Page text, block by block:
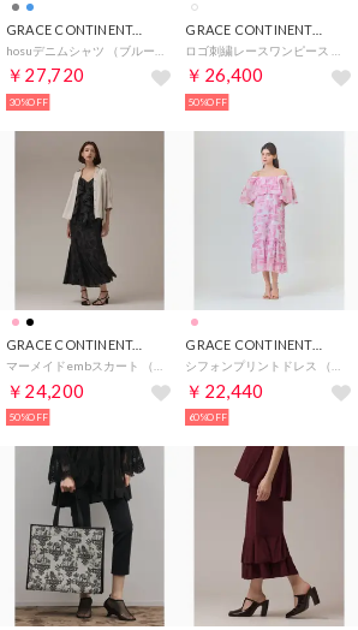
GRACE CONTINENTAL
￥27,720
30%OFF
GRACE CONTINENTAL
￥26,400
50%OFF
GRACE CONTINENTAL
￥24,200
50%OFF
GRACE CONTINENTAL
￥22,440
60%OFF